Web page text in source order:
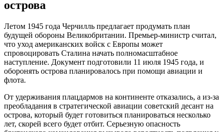
острова
Летом 1945 года Черчилль предлагает продумать план
будущей обороны Великобритании. Премьер-министр считал,
что уход американских войск с Европы может
спровоцировать Сталина начать полномасштабное
наступление. Документ подготовили 11 июля 1945 года, и
оборонять острова планировалось при помощи авиации и
флота.
От удерживания плацдармов на континенте отказались, а из-за
преобладания в стратегической авиации советский десант на
острова, который будет готовиться планироваться несколько
лет, скорей всего будет отбит. Серьезную опасность